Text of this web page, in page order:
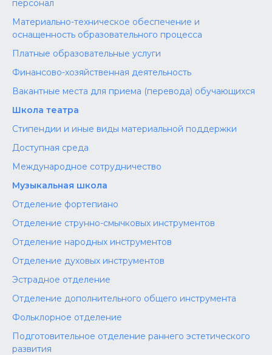
персонал
Материально-техническое обеспечение и
оснащенность образовательного процесса
Платные образовательные услуги
Финансово-хозяйственная деятельность
Вакантные места для приема (перевода) обучающихся
Школа театра
Стипендии и иные виды материальной поддержки
Доступная среда
Международное сотрудничество
Музыкальная школа
Отделение фортепиано
Отделение струнно-смычковых инструментов
Отделение народных инструментов
Отделение духовых инструментов
Эстрадное отделение
Отделение дополнительного общего инструмента
Фольклорное отделение
Подготовительное отделение раннего эстетического
развития